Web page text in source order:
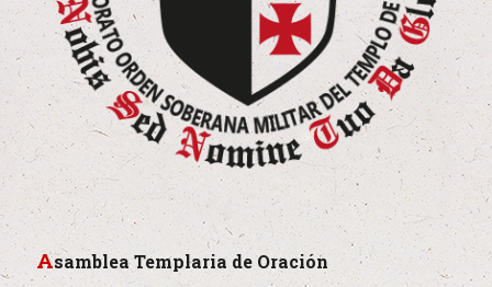
Asamblea Templaria de Oración